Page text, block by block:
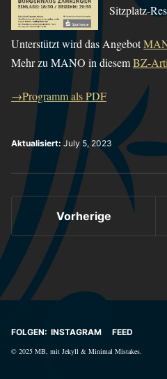
Sitzplatz-
Unterstützt wird das Angebot
Mehr zu MANO in diesemBZ-
→Programm als PDF
Aktualisiert: July 5, 2023
Vorherige
FOLGEN: INSTAGRAM FEED
© 2025 MB, mit Jekyll & Minimal Mistakes.